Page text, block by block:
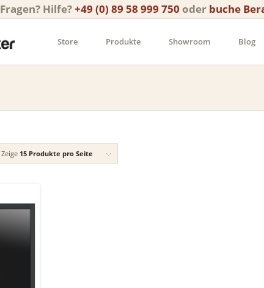
Fragen? Hilfe?+49 (0) 89 58 999 750 oder buche
Store Produkte Showroom Blog
Zeige 15 Produkte pro Seite